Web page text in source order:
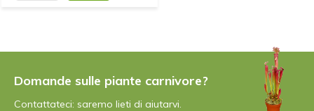
Domande sulle piante carnivore?
Contattateci: saremo lieti di aiutarvi.